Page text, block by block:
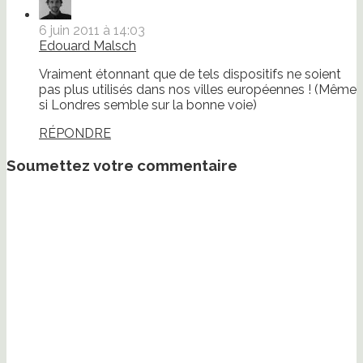
6 juin 2011 à 14:03
Edouard Malsch
Vraiment étonnant que de tels dispositifs ne soient
pas plus utilisés dans nos villes européennes ! (Même
si Londres semble sur la bonne voie)
RÉPONDRE
Soumettez votre commentaire